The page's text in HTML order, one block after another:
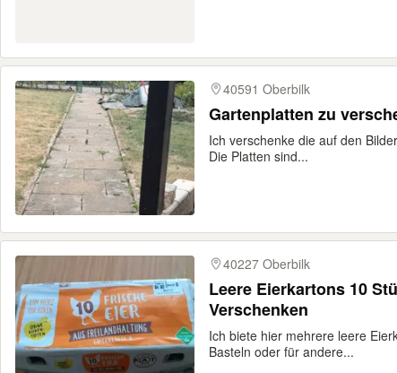
40591 Oberbilk
Gartenplatten zu
Ich verschenke die auf den
Die Platten sind...
40227 Oberbilk
Leere Eierkartons 10
Verschenken
Ich biete hier mehrere leere
Basteln oder für andere...